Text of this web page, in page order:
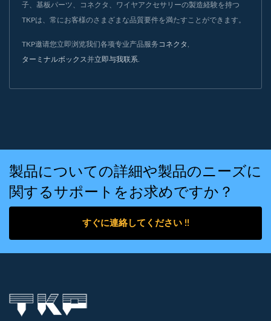
子、基板パーツ、コネクタ、ワイヤアクセサリーの製造経験を持つ
TKPは、常にお客様のさまざまな品質要件を満たすことができます。
TKP邀请您立即浏览我们各项专业产品服务 コネクタ
ターミナルボックス并立即与我联系
製品についての詳細や製品のニーズに
関するサポートをお求めですか？
すぐに連絡してください !!